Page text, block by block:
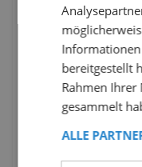
bereitgestellt
Rahmen Ihrer
gesammelt
ALLE